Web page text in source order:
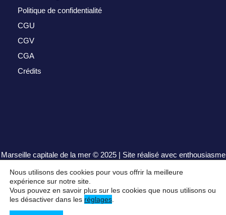
Politique de confidentialité
CGU
CGV
CGA
Crédits
Marseille capitale de la mer© 2025 | Site réalisé avec enthousiasme
par
henrisequeira.com
Nous utilisons des cookies pour vous offrir la meilleure
expérience sur notre site.
Vous pouvez en savoir plus sur les cookies que nous utilisons ou
les désactiver dans les réglages